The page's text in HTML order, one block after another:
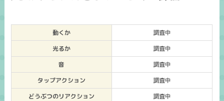
動くか
調査中
光るか
調査中
音
調査中
タップアクション
調査中
どうぶつのリアクション
調査中